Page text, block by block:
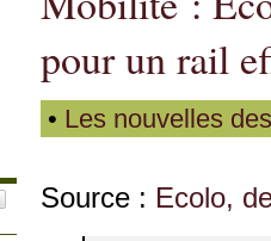
pour un rail
• Les nouvelles
Source : Ecolo,